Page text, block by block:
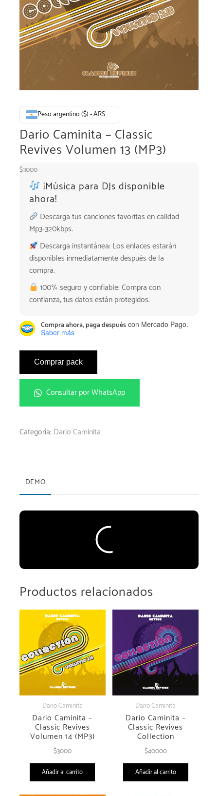
Peso argentino ($) - ARS
Dario Caminita – Classic
Revives Volumen 13 (MP3)
$3000
¡Música para DJs disponible
ahora!
Descarga tus canciones favoritas en calidad
Mp3-320kbps.
Descarga instantánea: Los enlaces estarán
disponibles inmediatamente después de la
compra.
100% seguro y confiable: Compra con
confianza, tus datos están protegidos.
Compra ahora, paga después con Mercado Pago.
Saber más
Comprar pack
Consultar por WhatsApp
Categoría: Dario Caminita
DEMO
Reproductor
Caminita Revibe)
Bananarama - Venus (Dario
Caminita Revibe)
Bee Gees - More Than A Woman
(Dario Caminita Revibe)
Bee Gees - Tragedy (Dario Caminita
Revibe)
Dan Hartman - Relight My Fire
(Dario Caminita Revibe)
Lionel Richie - All Night Long (Dario
Caminita Revibe)
Madonna - Open Your Heart (Dario
Caminita Revibe)
Nightcrawlers - Push The Feeling